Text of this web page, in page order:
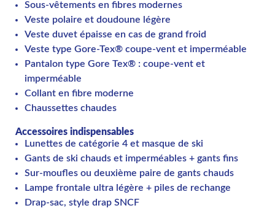
Sous-vêtements en fibres modernes
Veste polaire et doudoune légère
Veste duvet épaisse en cas de grand froid
Veste type Gore-Tex® coupe-vent et imperméable
Pantalon type Gore Tex® : coupe-vent et
imperméable
Collant en fibre moderne
Chaussettes chaudes
Accessoires indispensables
Lunettes de catégorie 4 et masque de ski
Gants de ski chauds et imperméables + gants fins
Sur-moufles ou deuxième paire de gants chauds
Lampe frontale ultra légère + piles de rechange
Drap-sac, style drap SNCF